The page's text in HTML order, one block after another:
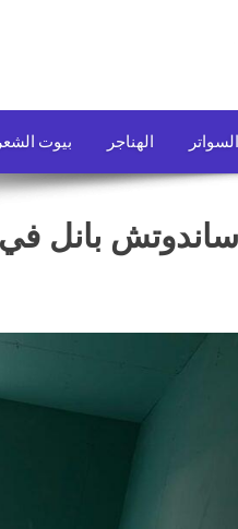
السواتر الهناجر بيوت الشعر
بانل